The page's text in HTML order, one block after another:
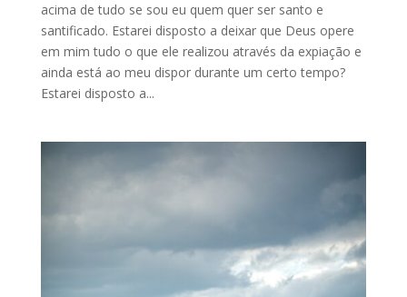
acima de tudo se sou eu quem quer ser santo e
santificado. Estarei disposto a deixar que Deus opere
em mim tudo o que ele realizou através da expiação e
ainda está ao meu dispor durante um certo tempo?
Estarei disposto a...